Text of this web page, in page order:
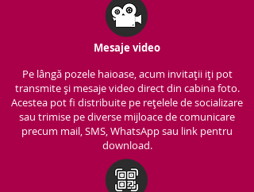
Mesaje video
Pe lângă pozele haioase, acum invitații iți pot
transmite și mesaje video direct din cabina foto.
Acestea pot fi distribuite pe rețelele de socializare
sau trimise pe diverse mijloace de comunicare
precum mail, SMS, WhatsApp sau link pentru
download.